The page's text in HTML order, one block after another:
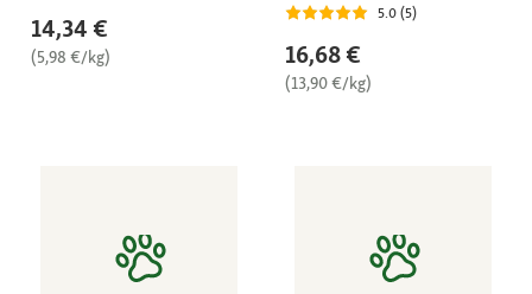
14,34 €
(5,98 €/kg)
5.0 (5)
16,68 €
(13,90 €/kg)